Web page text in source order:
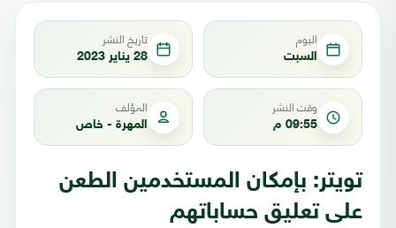
اليوم
السبت
تاريخ النشر
28 يناير 2023
وقت النشر
09:55 م
المؤلف
المهرة - خاص
تويتر: بإمكان المستخدمين الطعن
على تعليق حساباتهم